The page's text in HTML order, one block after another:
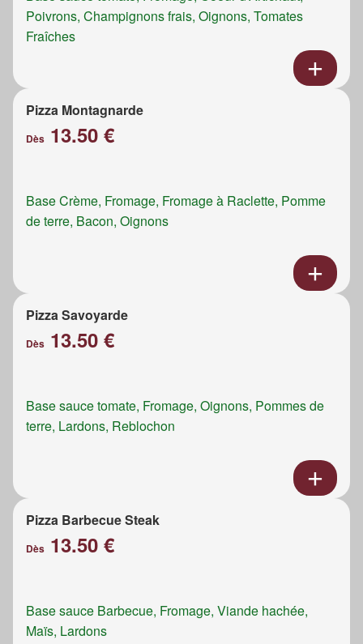
Poivrons, Champignons frais, Oignons, Tomates
Fraîches
Pizza Montagnarde
Dès 13.50 €
Base Crème, Fromage, Fromage à Raclette, Pomme
de terre, Bacon, Oignons
Pizza Savoyarde
Dès 13.50 €
Base sauce tomate, Fromage, Oignons, Pommes de
terre, Lardons, Reblochon
Pizza Barbecue Steak
Dès 13.50 €
Base sauce Barbecue, Fromage, Viande hachée,
Maïs, Lardons